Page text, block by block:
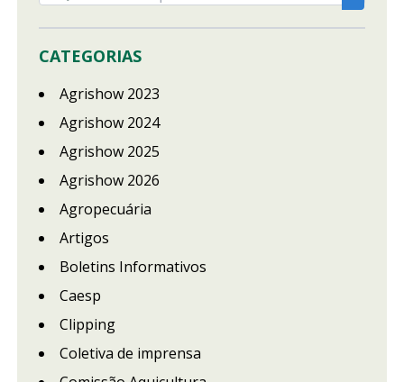
CATEGORIAS
Agrishow 2023
Agrishow 2024
Agrishow 2025
Agrishow 2026
Agropecuária
Artigos
Boletins Informativos
Caesp
Clipping
Coletiva de imprensa